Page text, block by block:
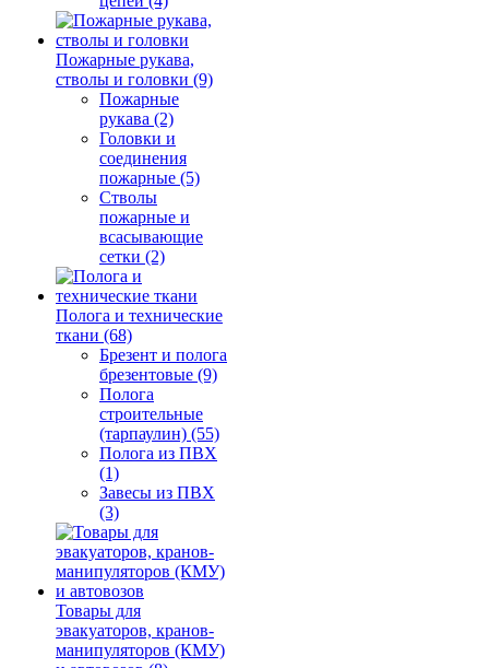
Пожарные рукава,
стволы и головки (9)
Пожарные
рукава (2)
Головки и
соединения
пожарные (5)
Стволы
пожарные и
всасывающие
сетки (2)
Полога и технические
ткани (68)
Брезент и полога
брезентовые (9)
Полога
строительные
(тарпаулин) (55)
Полога из ПВХ
(1)
Завесы из ПВХ
(3)
Товары для
эвакуаторов, кранов-
манипуляторов (КМУ)